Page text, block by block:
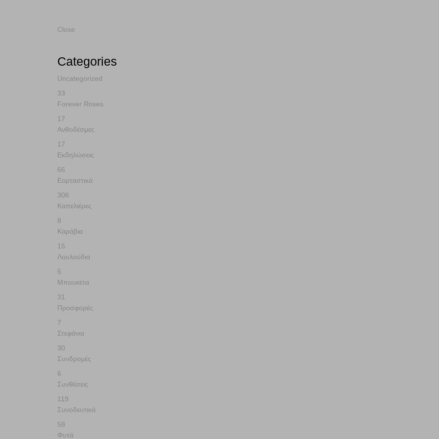
Close
Categories
Uncategorized
33
Forever Roses
17
Ανθοδέσμες
17
Εκδηλώσεις
66
Εορταστικά
306
Καπελιέρες
8
Καράβια
15
Λουλούδια
5
Μπουκέτα
31
Προσφορές
7
Στεφάνια
30
Συνδρομές
6
Συνθέσεις
119
Συνοδευτικά
58
Φυτά